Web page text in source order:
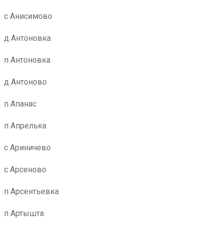
с Анисимово
д Антоновка
п Антоновка
д Антоново
п Апанас
п Апрелька
с Ариничево
с Арсеново
п Арсентьевка
п Артышта